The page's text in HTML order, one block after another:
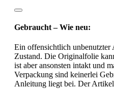
Gebraucht – Wie neu:
Ein offensichtlich unbenutzter
Zustand. Die Originalfolie
ist aber ansonsten intakt und
Verpackung sind keinerlei
Anleitung liegt bei. Der Artikel